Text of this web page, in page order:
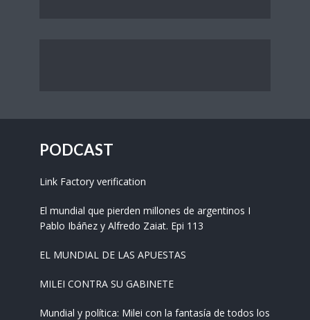
PODCAST
Link Factory verification
El mundial que pierden millones de argentinos I
Pablo Ibáñez y Alfredo Zaiat. Epi 113
EL MUNDIAL DE LAS APUESTAS
MILEI CONTRA SU GABINETE
Mundial y política: Milei con la fantasía de todos los